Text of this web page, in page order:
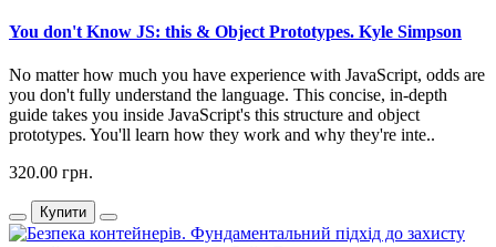
You don't Know JS: this & Object Prototypes. Kyle Simpson
No matter how much you have experience with JavaScript, odds are
you don't fully understand the language. This concise, in-depth
guide takes you inside JavaScript's this structure and object
prototypes. You'll learn how they work and why they're inte..
320.00 грн.
Купити